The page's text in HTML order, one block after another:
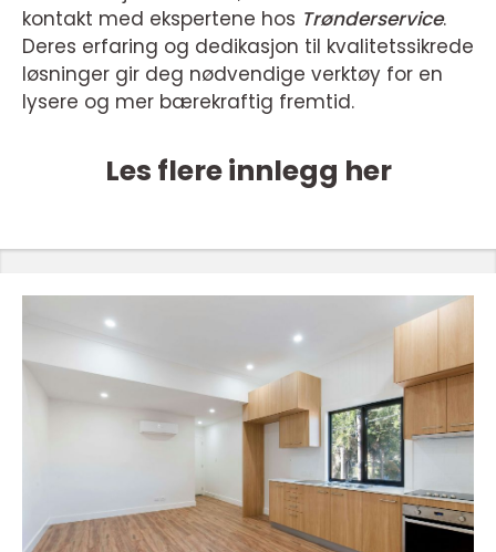
kontakt med ekspertene hos Trønderservice.
Deres erfaring og dedikasjon til kvalitetssikrede
løsninger gir deg nødvendige verktøy for en
lysere og mer bærekraftig fremtid.
Les flere innlegg her